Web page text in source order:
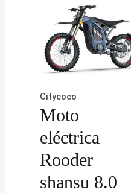
Citycoco
Moto
eléctrica
Rooder
shansu 8.0